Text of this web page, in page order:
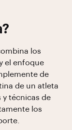
los
el enfoque
de
de un atleta
y técnicas de
los